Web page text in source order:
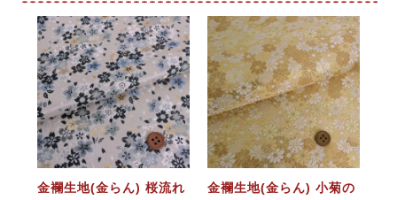
金襴生地(金らん) 桜流れ
金襴生地(金らん) 小菊の